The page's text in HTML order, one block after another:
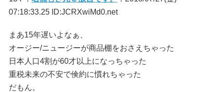
07:18:33.25 ID:JCRXwiMd0.net
まあ15年遅いよなぁ、
オージー/ニュージーが商品棚をおさえちゃった
日本人口4割が60才以上になっちゃった
重税未来の不安で倹約に慣れちゃった
だもん。